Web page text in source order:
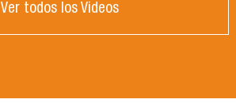
Ver todos los Videos